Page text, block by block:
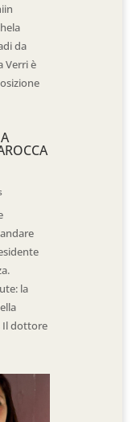
da
Verri è
la
Il dottore